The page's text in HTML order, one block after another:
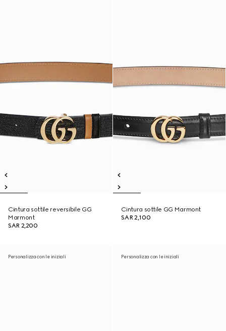
Cintura sottile reversibile GG
Marmont
SAR 2,200
Cintura sottile GG Marmont
SAR 2,100
Personalizza con le iniziali Personalizza con le iniziali